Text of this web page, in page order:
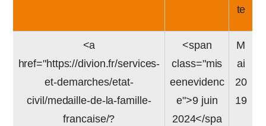
te
<a
href="https://divion.fr/services-
et-demarches/etat-
civil/medaille-de-la-famille-
francaise/?
<span
class="mis
eenevidenc
e">9 juin
2024</spa
M
ai
20
19